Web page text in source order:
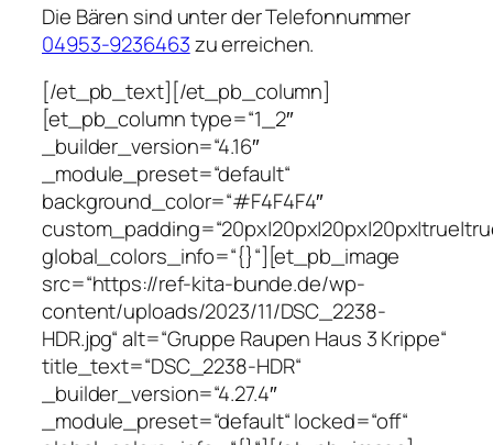
Die Bären sind unter der Telefonnummer
04953-9236463zu erreichen.
[/et_pb_text][/et_pb_column]
[et_pb_column type=“1_2″
_builder_version=“4.16″
_module_preset=“default“
background_color=“#F4F4F4″
global_colors_info=“{}“][et_pb_image
src=“https://ref-kita-bunde.de/wp-
content/uploads/2023/11/DSC_2238-
HDR.jpg“ alt=“Gruppe Raupen Haus 3 Krippe“
title_text=“DSC_2238-HDR“
_builder_version=“4.27.4″
_module_preset=“default“ locked=“off“